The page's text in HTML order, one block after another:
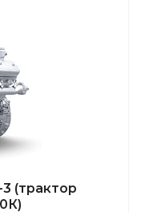
(трактор